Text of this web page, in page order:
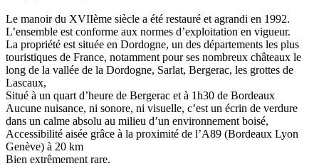
Le manoir du XVIIème siècle a été restauré et agrandi en 1992.
L’ensemble est conforme aux normes d’exploitation en vigueur.
La propriété est située en Dordogne, un des départements les plus
touristiques de France, notamment pour ses nombreux châteaux le
long de la vallée de la Dordogne, Sarlat, Bergerac, les grottes de
Lascaux,
Situé à un quart d’heure de Bergerac et à 1h30 de Bordeaux
Aucune nuisance, ni sonore, ni visuelle, c’est un écrin de verdure
dans un calme absolu au milieu d’un environnement boisé,
Accessibilité aisée grâce à la proximité de l’A89 (Bordeaux Lyon
Genève) à 20 km
Bien extrêmement rare.